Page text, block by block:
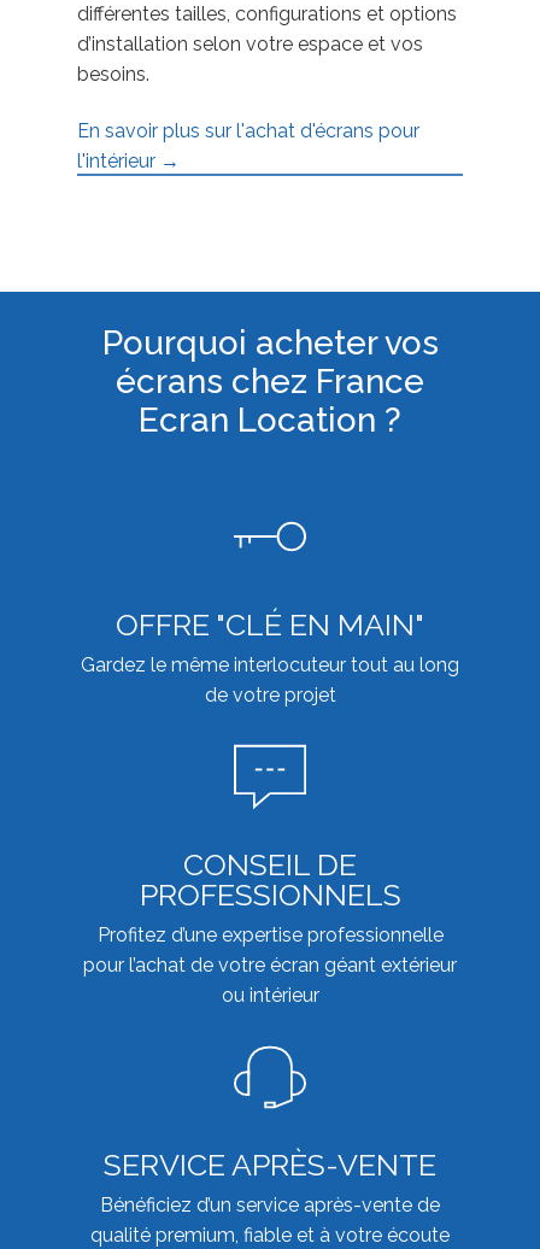
différentes tailles, configurations et options
d’installation selon votre espace et vos
besoins.
En savoir plus sur l'achat d'écrans pour
l'intérieur →
Pourquoi acheter vos
écrans chez France
Ecran Location ?
OFFRE "CLÉ EN MAIN"
Gardez le même interlocuteur tout au long
de votre projet
CONSEIL DE
PROFESSIONNELS
Profitez d’une expertise professionnelle
pour l’achat de votre écran géant extérieur
ou intérieur
SERVICE APRÈS-VENTE
Bénéficiez d’un service après-vente de
qualité premium, fiable et à votre écoute